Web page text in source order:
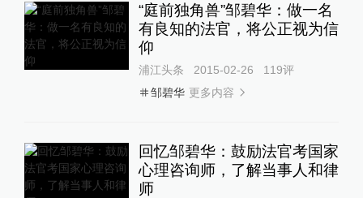
“庭前独角兽”邹碧华：做一名
有良知的法官，将公正视为信
仰
浦江头条 2015-02-26 119评
邹碧华 更多内容
回忆邹碧华：鼓励法官考国家
心理咨询师，了解当事人和律
师